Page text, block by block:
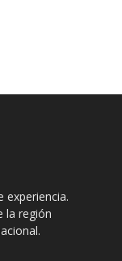
experiencia.
la región